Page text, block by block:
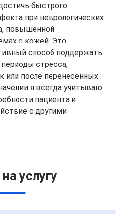
быстрого
при неврологических
повышенной
с кожей. Это
способ поддержать
стресса,
или после перенесенных
я всегда учитываю
пациента и
с другими
услугу